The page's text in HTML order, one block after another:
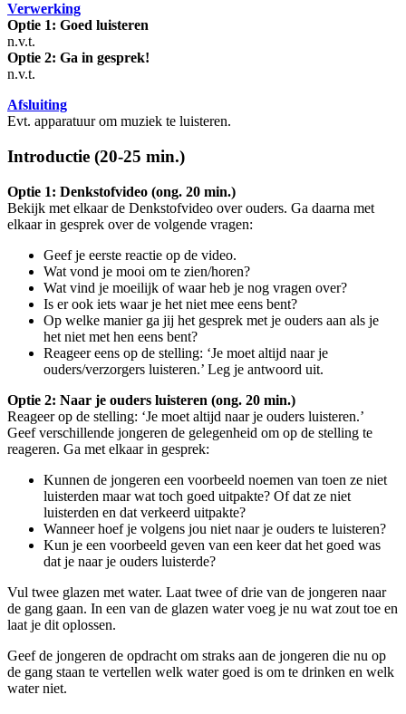
Verwerking
Optie 1: Goed luisteren
n.v.t.
Optie 2: Ga in gesprek!
n.v.t.
Afsluiting
Evt. apparatuur om muziek te luisteren.
Introductie (20-25 min.)
Optie 1: Denkstofvideo (ong. 20 min.)
Bekijk met elkaar de Denkstofvideo over ouders. Ga daarna met
elkaar in gesprek over de volgende vragen:
Geef je eerste reactie op de video.
Wat vond je mooi om te zien/horen?
Wat vind je moeilijk of waar heb je nog vragen over?
Is er ook iets waar je het niet mee eens bent?
Op welke manier ga jij het gesprek met je ouders aan als je
het niet met hen eens bent?
Reageer eens op de stelling: ‘Je moet altijd naar je
ouders/verzorgers luisteren.’ Leg je antwoord uit.
Optie 2: Naar je ouders luisteren (ong. 20 min.)
Reageer op de stelling: ‘Je moet altijd naar je ouders luisteren.’
Geef verschillende jongeren de gelegenheid om op de stelling te
reageren. Ga met elkaar in gesprek:
Kunnen de jongeren een voorbeeld noemen van toen ze niet
luisterden maar wat toch goed uitpakte? Of dat ze niet
luisterden en dat verkeerd uitpakte?
Wanneer hoef je volgens jou niet naar je ouders te luisteren?
Kun je een voorbeeld geven van een keer dat het goed was
dat je naar je ouders luisterde?
Vul twee glazen met water. Laat twee of drie van de jongeren naar
de gang gaan. In een van de glazen water voeg je nu wat zout toe en
laat je dit oplossen.
Geef de jongeren de opdracht om straks aan de jongeren die nu op
de gang staan te vertellen welk water goed is om te drinken en welk
water niet.